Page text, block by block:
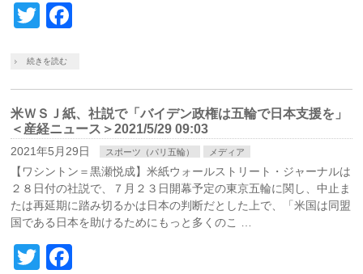
Twitter
続きを読む
米ＷＳＪ紙、社説で「バイデン政権は五輪で日本支援を」
＜産経ニュース＞2021/5/29 09:03
2021年5月29日 スポーツ（パリ五輪） メディア
【ワシントン＝黒瀬悦成】米紙ウォールストリート・ジャーナルは
２８日付の社説で、７月２３日開幕予定の東京五輪に関し、中止ま
たは再延期に踏み切るかは日本の判断だとした上で、「米国は同盟
国である日本を助けるためにもっと多くのこ …
Twitter